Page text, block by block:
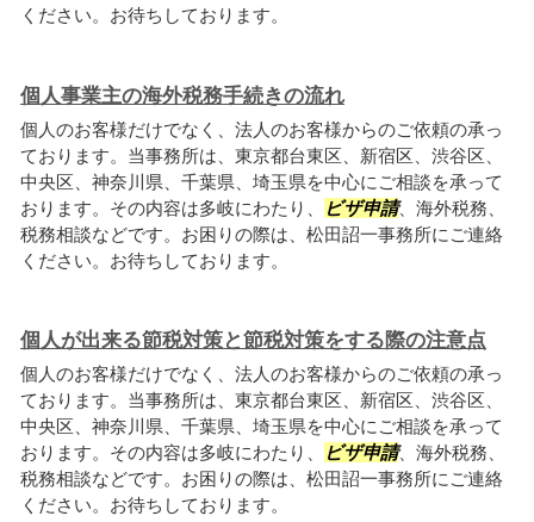
ください。お待ちしております。
個人事業主の海外税務手続きの流れ
個人のお客様だけでなく、法人のお客様からのご依頼の承っ
ております。当事務所は、東京都台東区、新宿区、渋谷区、
中央区、神奈川県、千葉県、埼玉県を中心にご相談を承って
おります。その内容は多岐にわたり、
ビザ申請、海外税務、
税務相談などです。お困りの際は、松田詔一事務所にご連絡
ください。お待ちしております。
個人が出来る節税対策と節税対策をする際の注意点
個人のお客様だけでなく、法人のお客様からのご依頼の承っ
ております。当事務所は、東京都台東区、新宿区、渋谷区、
中央区、神奈川県、千葉県、埼玉県を中心にご相談を承って
おります。その内容は多岐にわたり、
ビザ申請、海外税務、
税務相談などです。お困りの際は、松田詔一事務所にご連絡
ください。お待ちしております。